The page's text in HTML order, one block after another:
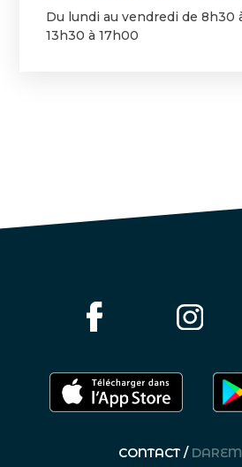
Du lundi au vendredi de 8h30
13h30 à 17h00
CONTACT /